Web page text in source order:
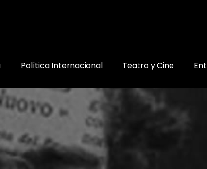
Política Internacional Teatro y Cine